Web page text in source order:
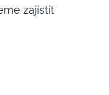
zajistit